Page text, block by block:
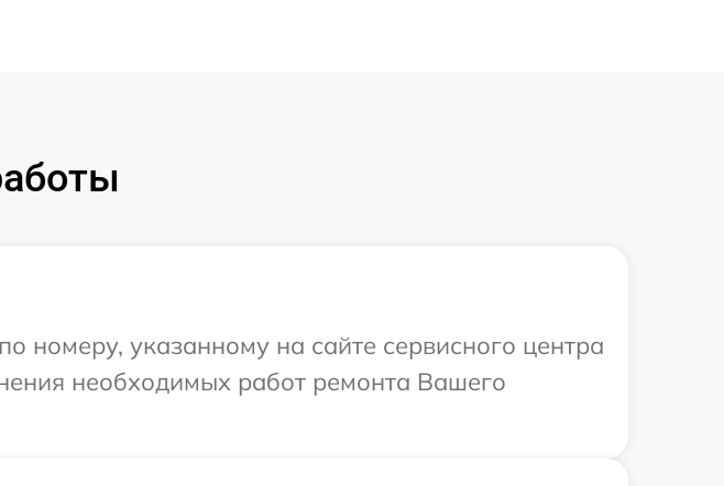
номеру, указанному на сайте сервисного центра
необходимых работ ремонта Вашего